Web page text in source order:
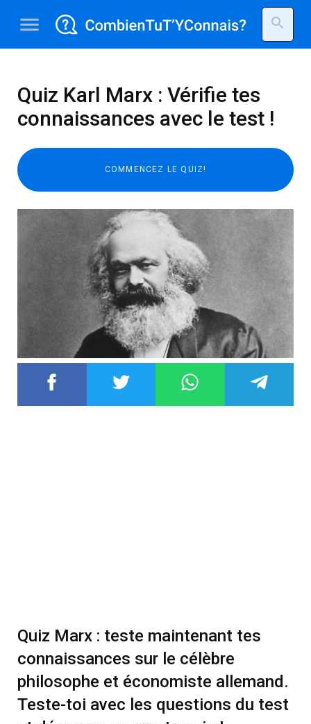
menu search
Quiz Karl Marx : Vérifie tes
connaissances avec le test !
Quiz Marx : teste maintenant tes
connaissances sur le célèbre
philosophe et économiste allemand.
Teste-toi avec les questions du test